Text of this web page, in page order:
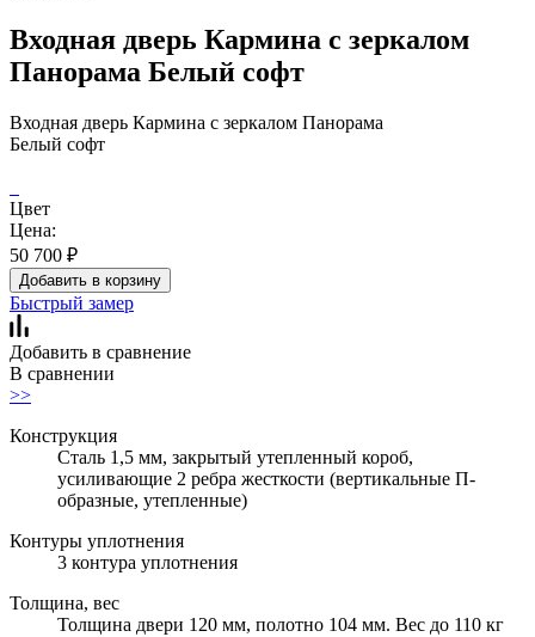
Входная дверь Кармина с зеркалом
Панорама Белый софт
Входная дверь Кармина с зеркалом Панорама
Белый софт
Цвет
Цена:
50 700 ₽
Добавить в корзину
Быстрый замер
Добавить в сравнение
В сравнении
>>
Конструкция
Сталь 1,5 мм, закрытый утепленный короб,
усиливающие 2 ребра жесткости (вертикальные П-
образные, утепленные)
Контуры уплотнения
3 контура уплотнения
Толщина, вес
Толщина двери 120 мм, полотно 104 мм. Вес до 110 кг